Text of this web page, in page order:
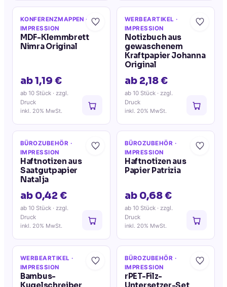
KONFERENZMAPPEN ·
IMPRESSION
MDF-Klemmbrett
Nimra Original
ab 1,19 €
ab 10 Stück · zzgl.
Druck
inkl. 20% MwSt.
WERBEARTIKEL ·
IMPRESSION
Notizbuch aus
gewaschenem
Kraftpapier Johanna
Original
ab 2,18 €
ab 10 Stück · zzgl.
Druck
inkl. 20% MwSt.
BÜROZUBEHÖR ·
IMPRESSION
Haftnotizen aus
Saatgutpapier
Natalja
ab 0,42 €
ab 10 Stück · zzgl.
Druck
inkl. 20% MwSt.
BÜROZUBEHÖR ·
IMPRESSION
Haftnotizen aus
Papier Patrizia
ab 0,68 €
ab 10 Stück · zzgl.
Druck
inkl. 20% MwSt.
WERBEARTIKEL ·
IMPRESSION
Bambus-
BÜROZUBEHÖR ·
IMPRESSION
rPET-Filz-